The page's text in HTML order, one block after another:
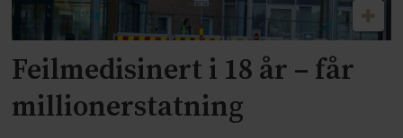
Feilmedisinert i 18 år – får
millionerstatning